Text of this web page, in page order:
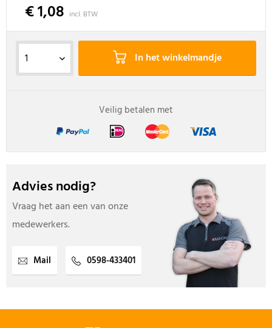
€ 1,08 incl. BTW
In het winkelmandje
Veilig betalen met
Advies nodig?
Vraag het aan een van onze
medewerkers.
Mail 0598-433401